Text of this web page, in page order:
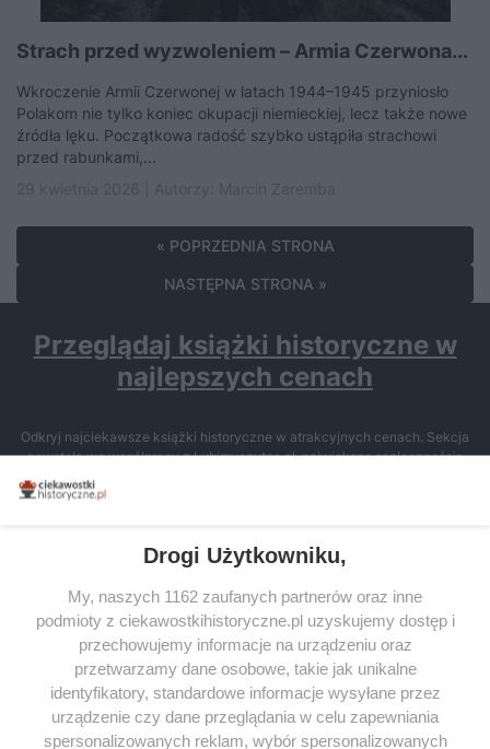
Strach przed wyzwoleniem – Armia Czerwona...
Wkroczenie Armii Czerwonej w latach 1944–1945 przyniosło
Polakom nie tylko koniec okupacji niemieckiej, lecz także nowe
źródła lęku. Początkowa radość szybko ustąpiła strachowi
przed rabunkami,...
« POPRZEDNIA STRONA
NASTĘPNA STRONA »
Przeglądaj książki historyczne w
najlepszych cenach
Odkryj najciekawsze książki historyczne w atrakcyjnych cenach. Sekcja
powstała we współpracy z Lubimyczytac.pl, największą społecznością
miłośników literatury w Polsce – dzięki temu możesz wybierać spośród
tytułów najwyżej ocenianych przez czytelników.
SERWIS
SPOŁECZNOŚĆ
WSPÓŁPRACA
Drogi Użytkowniku,
My, naszych 1162 zaufanych partnerów oraz inne
podmioty z ciekawostkihistoryczne.pl uzyskujemy dostęp i
przechowujemy informacje na urządzeniu oraz
przetwarzamy dane osobowe, takie jak unikalne
identyfikatory, standardowe informacje wysyłane przez
urządzenie czy dane przeglądania w celu zapewniania
spersonalizowanych reklam, wybór spersonalizowanych